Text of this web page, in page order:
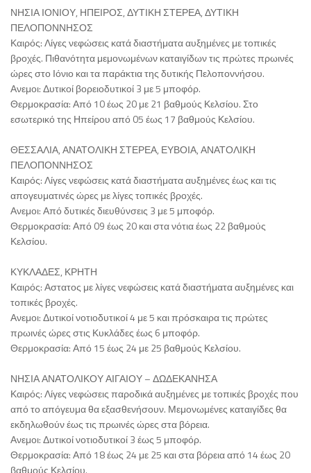
ΝΗΣΙΑ ΙΟΝΙΟΥ, ΗΠΕΙΡΟΣ, ΔΥΤΙΚΗ ΣΤΕΡΕΑ, ΔΥΤΙΚΗ
ΠΕΛΟΠΟΝΝΗΣΟΣ
Καιρός: Λίγες νεφώσεις κατά διαστήματα αυξημένες με τοπικές
βροχές. Πιθανότητα μεμονωμένων καταιγίδων τις πρώτες πρωινές
ώρες στο Ιόνιο και τα παράκτια της δυτικής Πελοποννήσου.
Ανεμοι: Δυτικοί βορειοδυτικοί 3 με 5 μποφόρ.
Θερμοκρασία: Από 10 έως 20 με 21 βαθμούς Κελσίου. Στο
εσωτερικό της Ηπείρου από 05 έως 17 βαθμούς Κελσίου.
ΘΕΣΣΑΛΙΑ, ΑΝΑΤΟΛΙΚΗ ΣΤΕΡΕΑ, ΕΥΒΟΙΑ, ΑΝΑΤΟΛΙΚΗ
ΠΕΛΟΠΟΝΝΗΣΟΣ
Καιρός: Λίγες νεφώσεις κατά διαστήματα αυξημένες έως και τις
απογευματινές ώρες με λίγες τοπικές βροχές.
Ανεμοι: Από δυτικές διευθύνσεις 3 με 5 μποφόρ.
Θερμοκρασία: Από 09 έως 20 και στα νότια έως 22 βαθμούς
Κελσίου.
ΚΥΚΛΑΔΕΣ, ΚΡΗΤΗ
Καιρός: Αστατος με λίγες νεφώσεις κατά διαστήματα αυξημένες και
τοπικές βροχές.
Ανεμοι: Δυτικοί νοτιοδυτικοί 4 με 5 και πρόσκαιρα τις πρώτες
πρωινές ώρες στις Κυκλάδες έως 6 μποφόρ.
Θερμοκρασία: Από 15 έως 24 με 25 βαθμούς Κελσίου.
ΝΗΣΙΑ ΑΝΑΤΟΛΙΚΟΥ ΑΙΓΑΙΟΥ – ΔΩΔΕΚΑΝΗΣΑ
Καιρός: Λίγες νεφώσεις παροδικά αυξημένες με τοπικές βροχές που
από το απόγευμα θα εξασθενήσουν. Μεμονωμένες καταιγίδες θα
εκδηλωθούν έως τις πρωινές ώρες στα βόρεια.
Ανεμοι: Δυτικοί νοτιοδυτικοί 3 έως 5 μποφόρ.
Θερμοκρασία: Από 18 έως 24 με 25 και στα βόρεια από 14 έως 20
βαθμούς Κελσίου.